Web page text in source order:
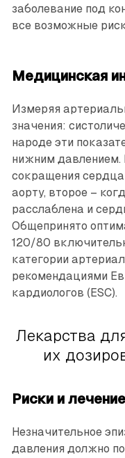
заболевание под
все возможные
Медицинская
Измеряя
значения:
народе эти
нижним давлением.
сокращения
аорту, второе –
расслаблена и
Общепринято
120/80
категории
рекомендациями
кардиологов (ESC).
Лекарства
их
Риски и лечение
Незначительное
давления должно